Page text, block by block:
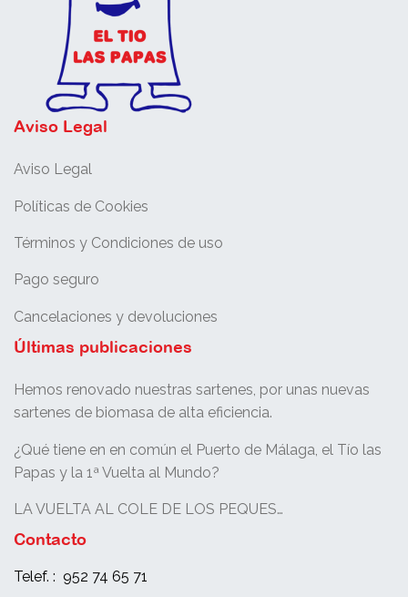
Aviso Legal
Aviso Legal
Políticas de Cookies
Términos y Condiciones de uso
Pago seguro
Cancelaciones y devoluciones
Últimas publicaciones
Hemos renovado nuestras sartenes, por unas nuevas
sartenes de biomasa de alta eficiencia.
¿Qué tiene en en común el Puerto de Málaga, el Tío las
Papas y la 1ª Vuelta al Mundo?
LA VUELTA AL COLE DE LOS PEQUES…
Contacto
Telef. : 952 74 65 71